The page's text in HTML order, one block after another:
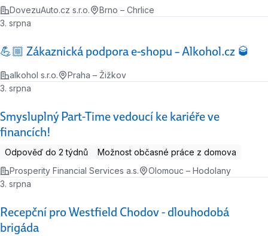
DovezuAuto.cz s.r.o.
Brno – Chrlice
💪🏼 Zákaznická podpora e-shopu – Alkohol.cz 🥃
3. srpna
alkohol s.r.o. Praha – Žižkov
Smysluplný Part-Time vedoucí ke kariéře ve
financích!
3. srpna
Odpověď do 2 týdnů
Možnost občasné práce z domova
Prosperity Financial Services a.s.
Olomouc – Hodolany
Recepční pro Westfield Chodov - dlouhodobá
brigáda
3. srpna